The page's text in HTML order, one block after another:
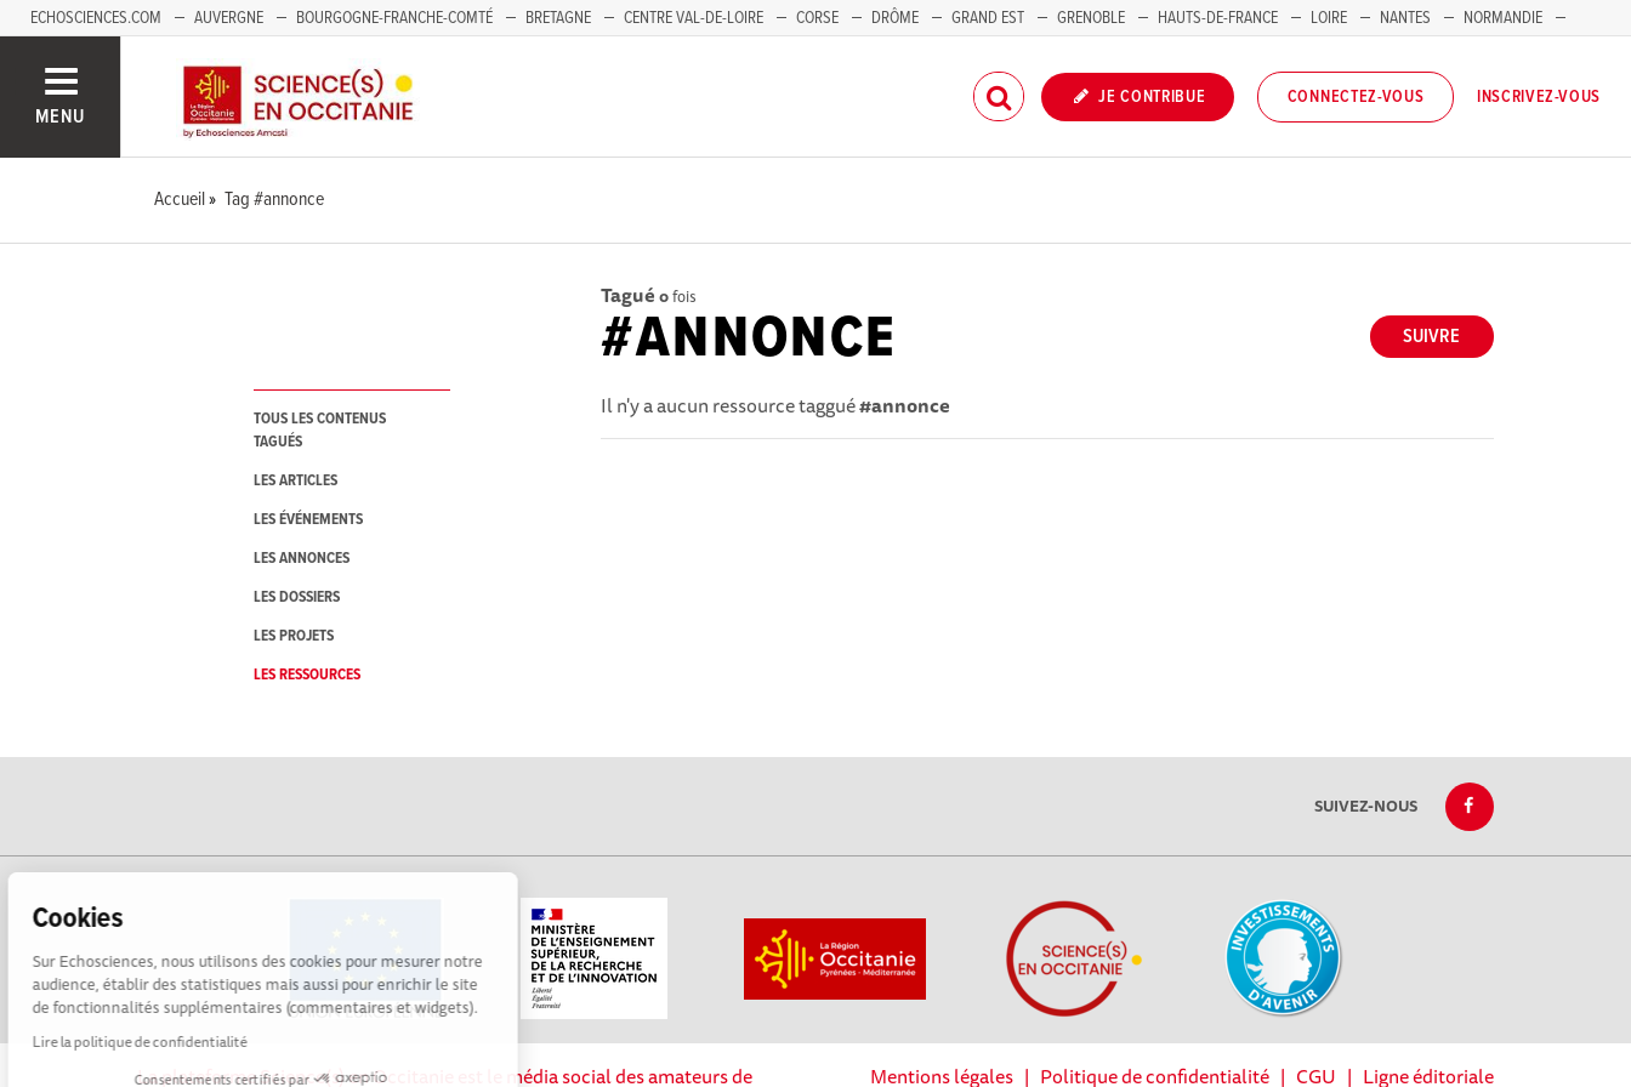
Cookies
Sur Echosciences, nous utilisons des cookies pour mesurer notre
audience, établir des statistiques mais aussi pour enrichir le site
de fonctionnalités supplémentaires (commentaires et widgets).
Lire la politique de confidentialité
Consentements certifiés par
ECHOSCIENCES.COM AUVERGNE BOURGOGNE-FRANCHE-COMTÉ BRETAGNE CENTRE VAL-DE-LOIRE CORSE DRÔME GRAND EST GRENOBLE HAUTS-DE-FRANCE LOIRE NANTES
NORMANDIE
MENU
JE CONTRIBUE CONNECTEZ-VOUS INSCRIVEZ-VOUS
Accueil Tag #annonce
TOUS LES CONTENUS
TAGUÉS
LES ARTICLES
LES ÉVÉNEMENTS
LES ANNONCES
LES DOSSIERS
LES PROJETS
LES RESSOURCES
Tagué 0fois
SUIVRE
#ANNONCE
Il n'y a aucun ressource taggué#annonce
SUIVEZ-NOUS
La plateforme Science(s) en Occitanie est le média social des amateurs de Mentions légales| Politique de confidentialité| CGU | Ligne éditoriale